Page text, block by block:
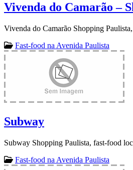
Vivenda do Camarão –
Vivenda do Camarão Shopping
Fast-food na Avenida Paulista
Subway
Subway Shopping Paulista, fast-food
Fast-food na Avenida Paulista